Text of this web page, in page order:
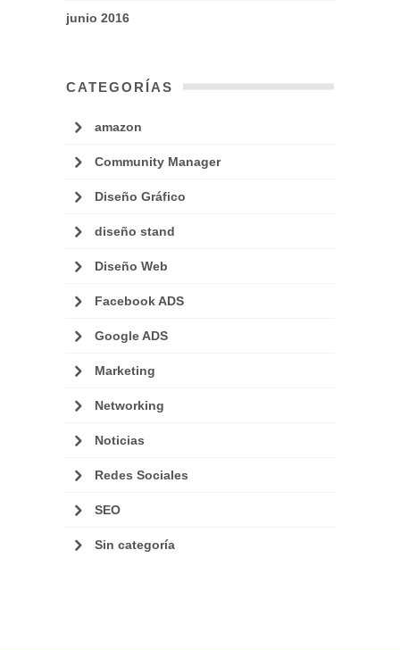
junio 2016
CATEGORÍAS
amazon
Community Manager
Diseño Gráfico
diseño stand
Diseño Web
Facebook ADS
Google ADS
Marketing
Networking
Noticias
Redes Sociales
SEO
Sin categoría